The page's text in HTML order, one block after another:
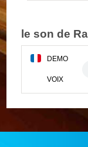
le son de
DEMO
VOIX